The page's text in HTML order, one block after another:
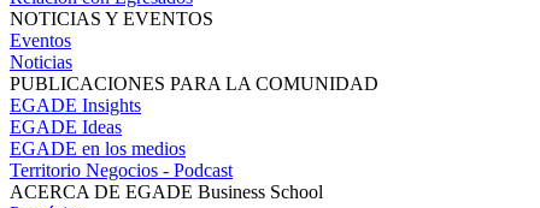
NOTICIAS Y EVENTOS
Eventos
Noticias
PUBLICACIONES PARA LA COMUNIDAD
EGADE Insights
EGADE Ideas
EGADE en los medios
Territorio Negocios - Podcast
ACERCA DE EGADE Business School